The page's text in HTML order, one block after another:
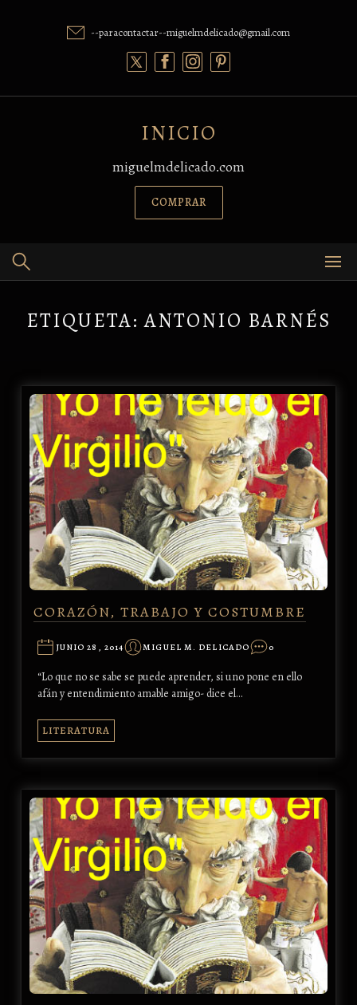
--paracontactar--miguelmdelicado@gmail.com
INICIO
miguelmdelicado.com
COMPRAR
ETIQUETA:ANTONIO BARNÉS
CORAZÓN, TRABAJO Y COSTUMBRE
JUNIO 28, 2014 MIGUEL M. DELICADO 0
“Lo que no se sabe se puede aprender, si uno pone en ello
afán y entendimiento amable amigo- dice el…
LITERATURA